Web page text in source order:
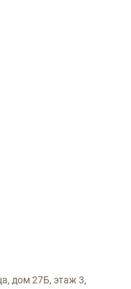
дом 27Б, этаж 3,